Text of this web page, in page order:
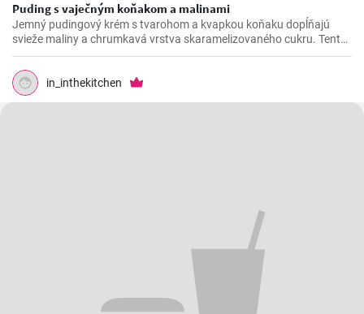
Puding s vaječným koňakom a malinami
Jemný pudingový krém s tvarohom a kvapkou koňaku dopĺňajú
svieže maliny a chrumkavá vrstva skaramelizovaného cukru. Tento
rýchly dezert na lyžičku očarí elegantným vzhľadom aj príjemnou
krémovosťou, ovocnou sviežosťou a sladkým chrumknutím
karamelu.in_inthekitchen